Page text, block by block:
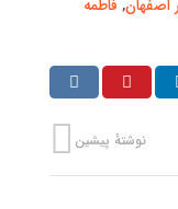
اصفهان, فاطمه
نوشتهٔ پیشین